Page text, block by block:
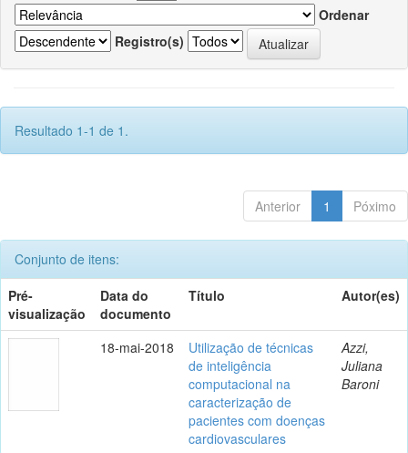
Ordenar
Registro(s)
Resultado 1-1 de 1.
Anterior 1 Póximo
Conjunto de itens:
Pré-
visualização
Data do
documento
Título Autor(es)
18-mai-2018
Utilização de técnicas
de inteligência
computacional na
caracterização de
pacientes com doenças
cardiovasculares
Azzi,
Juliana
Baroni